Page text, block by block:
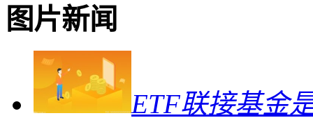
图片新闻
ETF联接基金